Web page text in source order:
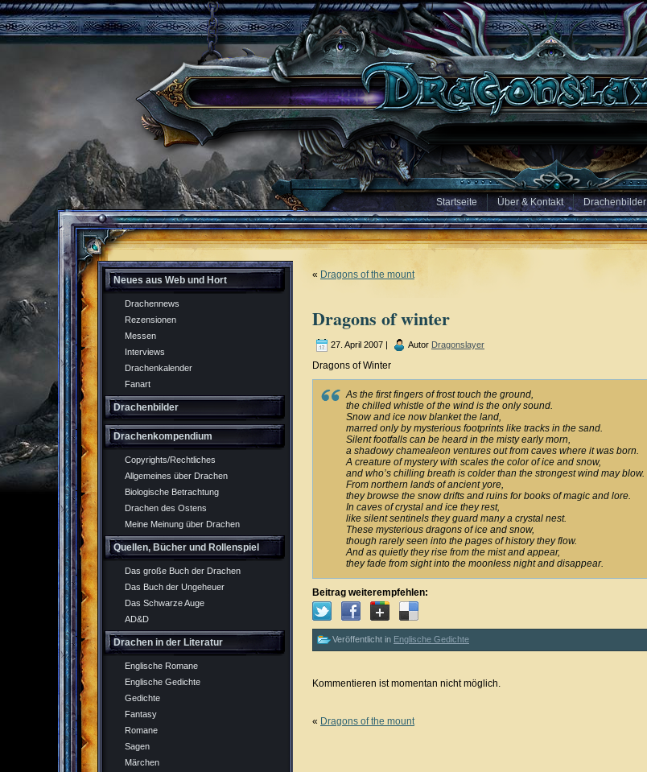
Startseite Über & Kontakt Drachenbilder
Neues aus Web und Hort
Drachennews
Rezensionen
Messen
Interviews
Drachenkalender
Fanart
Drachenbilder
Drachenkompendium
Copyrights/Rechtliches
Allgemeines über Drachen
Biologische Betrachtung
Drachen des Ostens
Meine Meinung über Drachen
Quellen, Bücher und Rollenspiel
Das große Buch der Drachen
Das Buch der Ungeheuer
Das Schwarze Auge
AD&D
Drachen in der Literatur
Englische Romane
Englische Gedichte
Gedichte
Fantasy
Romane
Sagen
Märchen
« Dragons of the mount
Dragons of winter
27. April 2007 | Autor Dragonslayer
Dragons of Winter
As the first fingers of frost touch the ground,
the chilled whistle of the wind is the only sound.
Snow and ice now blanket the land,
marred only by mysterious footprints like tracks in the sand.
Silent footfalls can be heard in the misty early morn,
a shadowy chamealeon ventures out from caves where it was born.
A creature of mystery with scales the color of ice and snow,
and who’s chilling breath is colder than the strongest wind may blow.
From northern lands of ancient yore,
they browse the snow drifts and ruins for books of magic and lore.
In caves of crystal and ice they rest,
like silent sentinels they guard many a crystal nest.
These mysterious dragons of ice and snow,
though rarely seen into the pages of history they flow.
And as quietly they rise from the mist and appear,
they fade from sight into the moonless night and disappear.
Beitrag weiterempfehlen:
Veröffentlicht in Englische Gedichte
Kommentieren ist momentan nicht möglich.
« Dragons of the mount